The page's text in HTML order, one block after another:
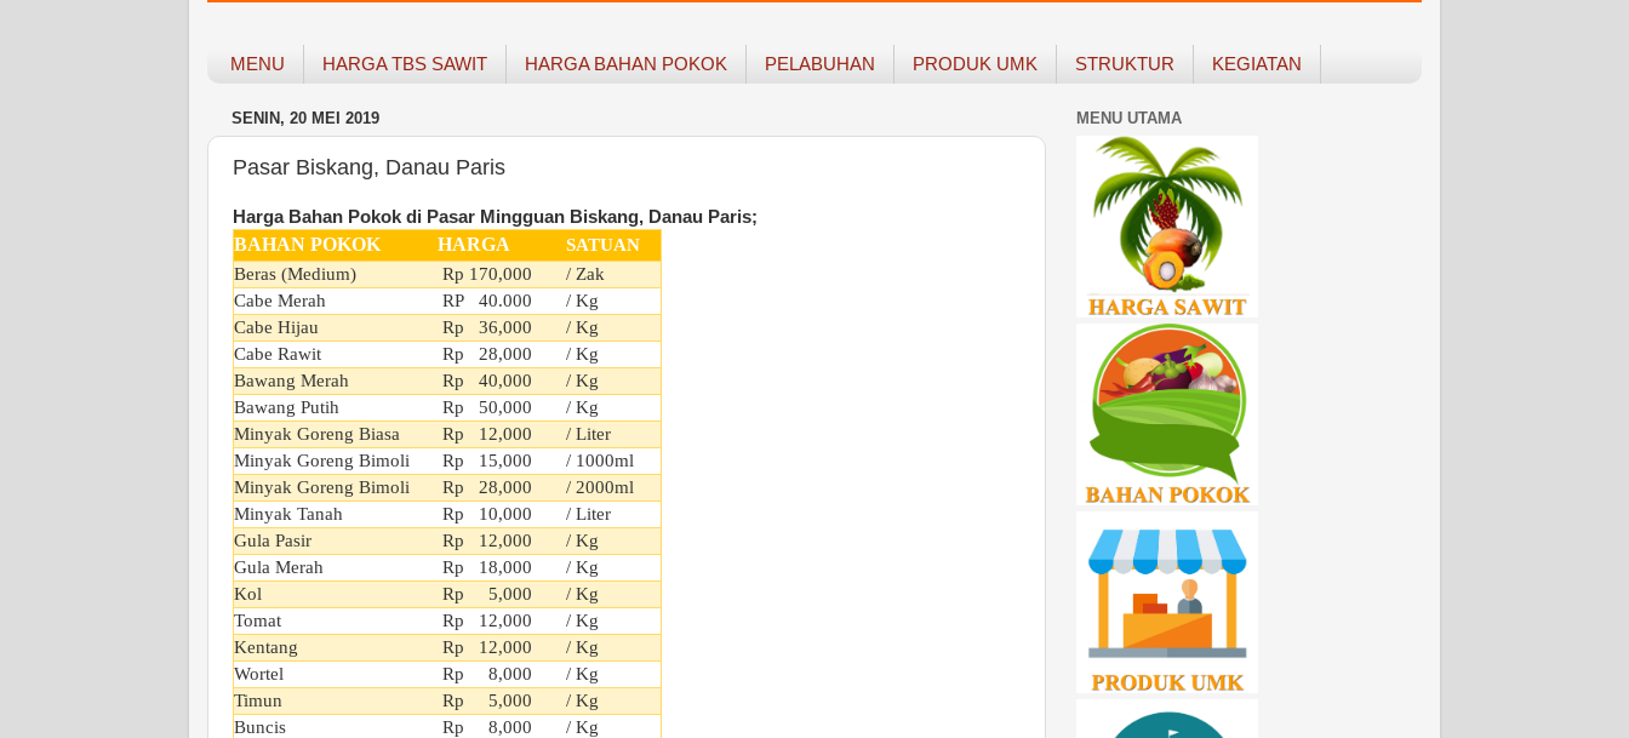
MENU HARGA TBS SAWIT HARGA BAHAN POKOK PELABUHAN PRODUK UMK STRUKTUR KEGIATAN
SENIN, 20 MEI 2019
Pasar Biskang, Danau Paris
Harga Bahan Pokok di Pasar Mingguan Biskang, Danau Paris;
BAHAN POKOK HARGA
SATUAN
Beras (Medium)
Rp 170,000
/ Zak
Cabe Merah
RP 40.000
/ Kg
Cabe Hijau
Rp 36,000
/ Kg
Cabe Rawit
Rp 28,000
/ Kg
Bawang Merah
Rp 40,000
/ Kg
Bawang Putih
Rp 50,000
/ Kg
Minyak Goreng Biasa
Rp 12,000
/ Liter
Minyak Goreng Bimoli
Rp 15,000
/ 1000ml
Minyak Goreng Bimoli
Rp 28,000
/ 2000ml
Minyak Tanah
Rp 10,000
/ Liter
Gula Pasir
Rp 12,000
/ Kg
Gula Merah
Rp 18,000
/ Kg
Kol
Rp 5,000
/ Kg
Tomat
Rp 12,000
/ Kg
Kentang
Rp 12,000
/ Kg
Wortel
Rp 8,000
/ Kg
Timun
Rp 5,000
/ Kg
Buncis
Rp 8,000
/ Kg
MENU UTAMA